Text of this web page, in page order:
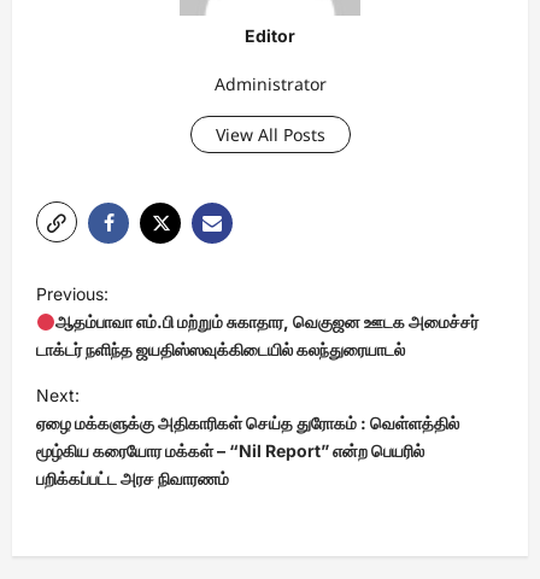
Editor
Administrator
View All Posts
P
o
s
t
n
a
Previous:
ஆதம்பாவா எம்.பி மற்றும் சுகாதார, வெகுஜன ஊடக அமைச்சர்
டாக்டர் நளிந்த ஜயதிஸ்ஸவுக்கிடையில் கலந்துரையாடல்
Next:
ஏழை மக்களுக்கு அதிகாரிகள் செய்த துரோகம் : வெள்ளத்தில்
மூழ்கிய கரையோர மக்கள் – “Nil Report” என்ற பெயரில்
பறிக்கப்பட்ட அரச நிவாரணம்